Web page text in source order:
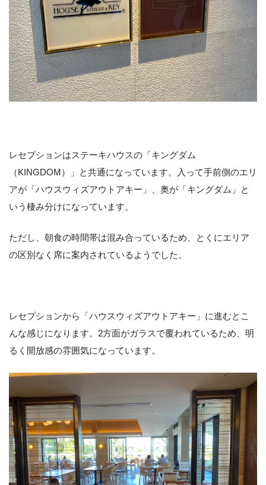
レセプションはステーキハウスの「キングダム
（KINGDOM）」と共通になっています。入って手前側のエリ
アが「ハウスウィズアウトアキー」、奥が「キングダム」と
いう棲み分けになっています。
ただし、朝食の時間帯は混み合っているため、とくにエリア
の区別なく席に案内されているようでした。
レセプションから「ハウスウィズアウトアキー」に進むとこ
んな感じになります。2方面がガラスで覆われているため、明
るく開放感の雰囲気になっています。